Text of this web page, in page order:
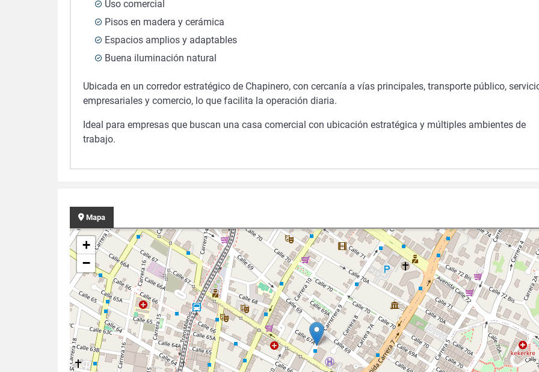
Uso comercial
Pisos en madera y cerámica
Espacios amplios y adaptables
Buena iluminación natural
Ubicada en un corredor estratégico de Chapinero, con cercanía a vías principales, transporte público,
empresariales y comercio, lo que facilita la operación diaria.
Ideal para empresas que buscan una casa comercial con ubicación estratégica y múltiples ambientes de
trabajo.
Mapa
+
−